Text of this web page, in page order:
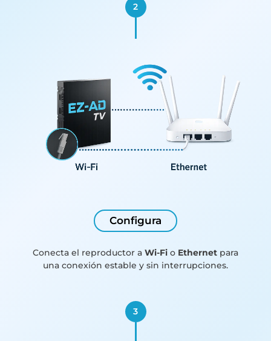
2
Configura
Conecta el reproductor a Wi-Fi o Ethernet para
una conexión estable y sin interrupciones.
3